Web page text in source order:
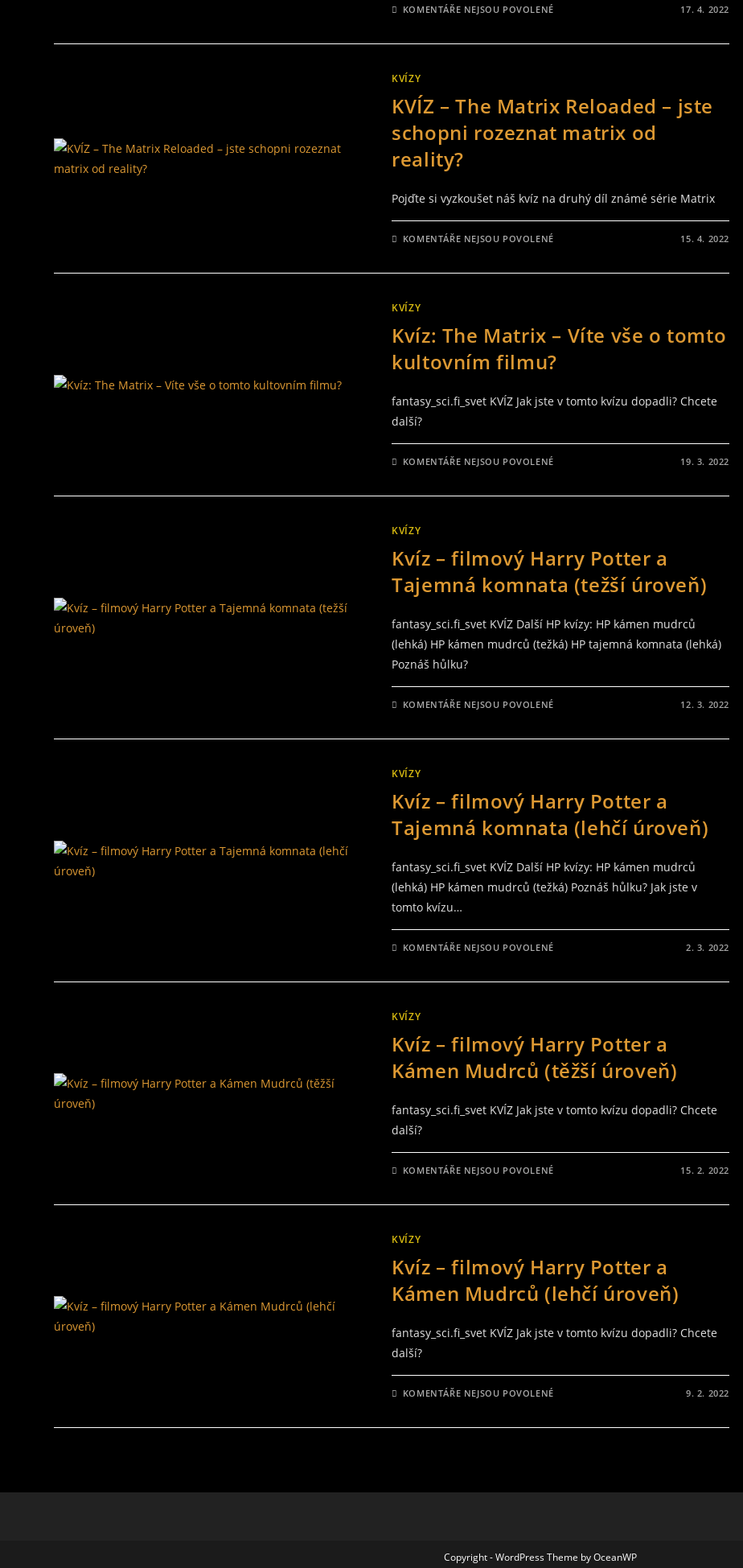
KOMENTÁŘE NEJSOU POVOLENÉU
NÁZVEM
FANTASY
A
SCI-
FI
KNIH?
17. 4. 2022
KVÍZY
KVÍZ – The Matrix Reloaded – jste
schopni rozeznat matrix od
reality?
Pojďte si vyzkoušet náš kvíz na druhý díl známé série Matrix
KOMENTÁŘE NEJSOU POVOLENÉU
NÁZVEM
JSTE
SCHOPNI
ROZEZNAT
MATRIX
REALITY?
15. 4. 2022
KVÍZY
Kvíz: The Matrix – Víte vše o tomto
kultovním filmu?
fantasy_sci.fi_svet KVÍZ Jak jste v tomto kvízu dopadli? Chcete
další?
KOMENTÁŘE NEJSOU POVOLENÉU
NÁZVEM
VŠE
O
TOMTO
KULTOVNÍM
FILMU?
19. 3. 2022
KVÍZY
Kvíz – filmový Harry Potter a
Tajemná komnata (težší úroveň)
fantasy_sci.fi_svet KVÍZ Další HP kvízy: HP kámen mudrců
(lehká) HP kámen mudrců (težká) HP tajemná komnata (lehká)
Poznáš hůlku?
KOMENTÁŘE NEJSOU POVOLENÉU
NÁZVEM
A
TAJEMNÁ
KOMNATA
(TEŽŠÍ
ÚROVEŇ)
12. 3. 2022
KVÍZY
Kvíz – filmový Harry Potter a
Tajemná komnata (lehčí úroveň)
fantasy_sci.fi_svet KVÍZ Další HP kvízy: HP kámen mudrců
(lehká) HP kámen mudrců (težká) Poznáš hůlku? Jak jste v
tomto kvízu…
KOMENTÁŘE NEJSOU POVOLENÉU
NÁZVEM
A
TAJEMNÁ
KOMNATA
(LEHČÍ
ÚROVEŇ)
2. 3. 2022
KVÍZY
Kvíz – filmový Harry Potter a
Kámen Mudrců (těžší úroveň)
fantasy_sci.fi_svet KVÍZ Jak jste v tomto kvízu dopadli? Chcete
další?
KOMENTÁŘE NEJSOU POVOLENÉU
NÁZVEM
A
KÁMEN
MUDRCŮ
(TĚŽŠÍ
ÚROVEŇ)
15. 2. 2022
KVÍZY
Kvíz – filmový Harry Potter a
Kámen Mudrců (lehčí úroveň)
fantasy_sci.fi_svet KVÍZ Jak jste v tomto kvízu dopadli? Chcete
další?
KOMENTÁŘE NEJSOU POVOLENÉU
NÁZVEM
KÁMEN
9. 2. 2022
Copyright - WordPress Theme by OceanWP